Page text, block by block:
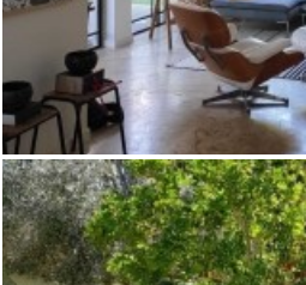
הים- לא אקטואלי
,נחלות ונכסי יוקרה בסביבת חוף בית
ינאי